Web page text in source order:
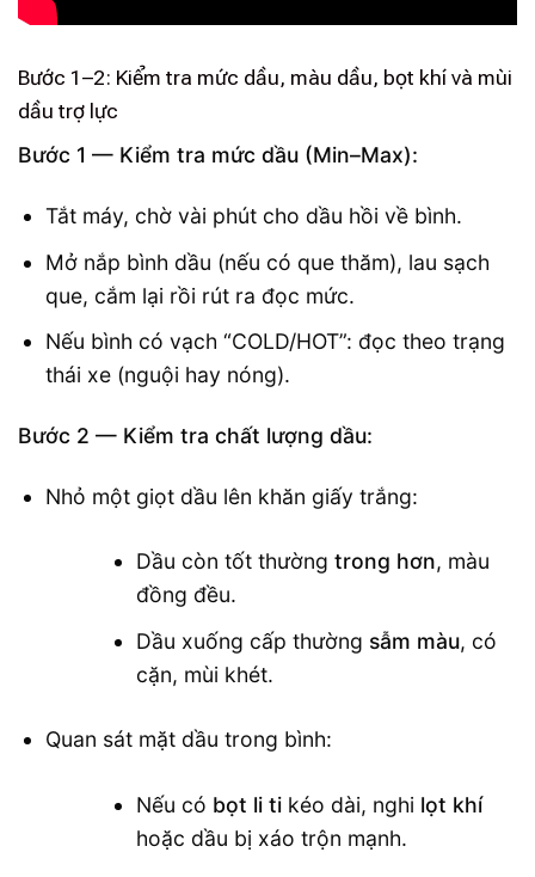
Bước 1–2: Kiểm tra mức dầu, màu dầu, bọt khí và mùi
dầu trợ lực
Bước 1 — Kiểm tra mức dầu (Min–Max):
Tắt máy, chờ vài phút cho dầu hồi về bình.
Mở nắp bình dầu (nếu có que thăm), lau sạch
que, cắm lại rồi rút ra đọc mức.
Nếu bình có vạch “COLD/HOT”: đọc theo trạng
thái xe (nguội hay nóng).
Bước 2 — Kiểm tra chất lượng dầu:
Nhỏ một giọt dầu lên khăn giấy trắng:
Dầu còn tốt thường trong hơn, màu
đồng đều.
Dầu xuống cấp thường sẫm màu, có
cặn, mùi khét.
Quan sát mặt dầu trong bình:
Nếu có bọt li tikéo dài, nghi lọt khí
hoặc dầu bị xáo trộn mạnh.